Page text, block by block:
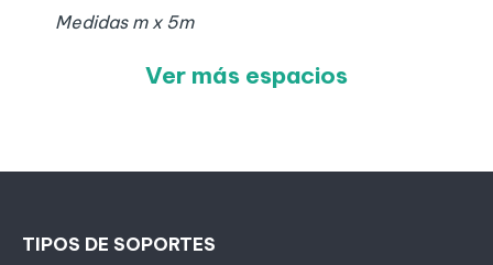
Medidas m x 5m
Ver más espacios
TIPOS DE SOPORTES